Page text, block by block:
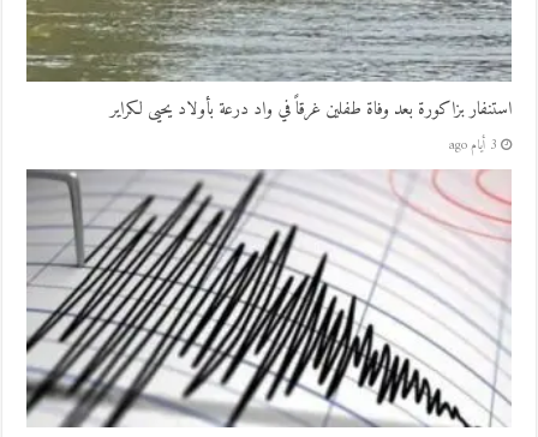
استنفار بزاكورة بعد وفاة طفلين غرقاً في واد درعة بأولاد يحيى لكراير
3 أيام ago